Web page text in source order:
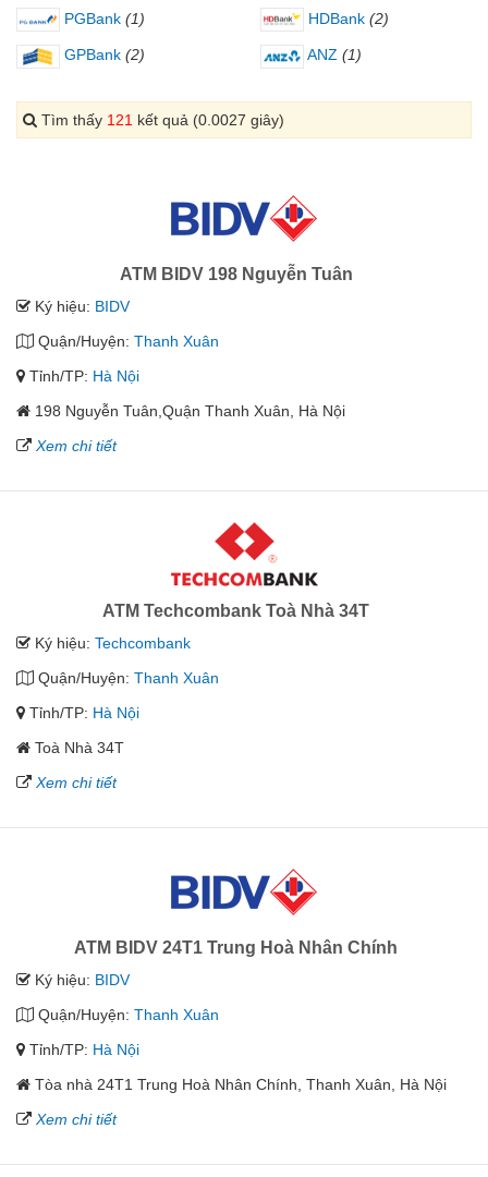
PGBank (1) HDBank (2)
GPBank (2) ANZ (1)
Tìm thấy 121 kết quả (0.0027 giây)
ATM BIDV 198 Nguyễn Tuân
Ký hiệu: BIDV
Quận/Huyện: Thanh Xuân
Tỉnh/TP: Hà Nội
198 Nguyễn Tuân,Quận Thanh Xuân, Hà Nội
Xem chi tiết
ATM Techcombank Toà Nhà 34T
Ký hiệu: Techcombank
Quận/Huyện: Thanh Xuân
Tỉnh/TP: Hà Nội
Toà Nhà 34T
Xem chi tiết
ATM BIDV 24T1 Trung Hoà Nhân Chính
Ký hiệu: BIDV
Quận/Huyện: Thanh Xuân
Tỉnh/TP: Hà Nội
Tòa nhà 24T1 Trung Hoà Nhân Chính, Thanh Xuân, Hà Nội
Xem chi tiết